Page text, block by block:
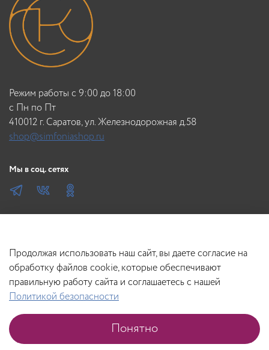
Режим работы с 9:00 до 18:00
c Пн по Пт
410012 г. Саратов, ул. Железнодорожная д.58
shop@simfoniashop.ru
Мы в соц. сетях
Продолжая использовать наш сайт, вы даете согласие на
обработку файлов cookie, которые обеспечивают
правильную работу сайта и соглашаетесь с нашей
Политикой безопасности
Понятно